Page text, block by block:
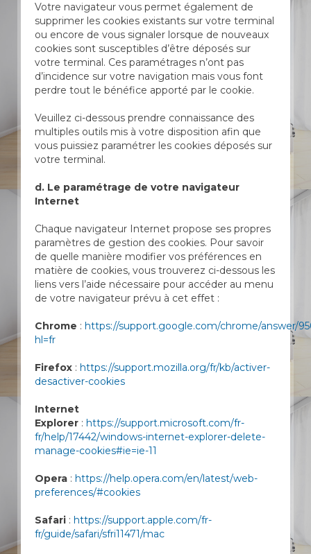
Votre navigateur vous permet également de
supprimer les cookies existants sur votre terminal
ou encore de vous signaler lorsque de nouveaux
cookies sont susceptibles d’être déposés sur
votre terminal. Ces paramétrages n’ont pas
d’incidence sur votre navigation mais vous font
perdre tout le bénéfice apporté par le cookie.
Veuillez ci-dessous prendre connaissance des
multiples outils mis à votre disposition afin que
vous puissiez paramétrer les cookies déposés sur
votre terminal.
d. Le paramétrage de votre navigateur
Internet
Chaque navigateur Internet propose ses propres
paramètres de gestion des cookies. Pour savoir
de quelle manière modifier vos préférences en
matière de cookies, vous trouverez ci-dessous les
liens vers l’aide nécessaire pour accéder au menu
de votre navigateur prévu à cet effet :
Chrome : https://support.google.com/chrome/answer/
hl=fr
Firefox : https://support.mozilla.org/fr/kb/activer-
desactiver-cookies
Internet
Explorer : https://support.microsoft.com/fr-
fr/help/17442/windows-internet-explorer-delete-
manage-cookies#ie=ie-11
Opera : https://help.opera.com/en/latest/web-
preferences/#cookies
Safari : https://support.apple.com/fr-
fr/guide/safari/sfri11471/mac